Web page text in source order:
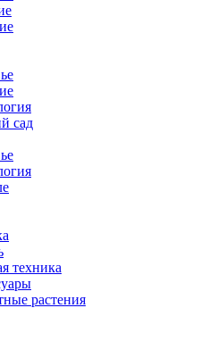
сад
техника
растения